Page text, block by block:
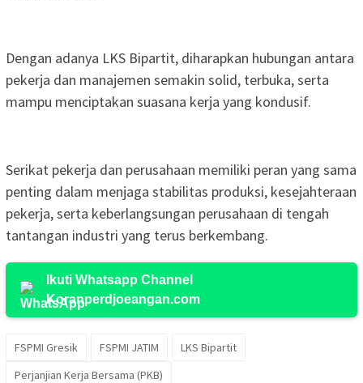
Dengan adanya LKS Bipartit, diharapkan hubungan antara
pekerja dan manajemen semakin solid, terbuka, serta
mampu menciptakan suasana kerja yang kondusif.
Serikat pekerja dan perusahaan memiliki peran yang sama
penting dalam menjaga stabilitas produksi, kesejahteraan
pekerja, serta keberlangsungan perusahaan di tengah
tantangan industri yang terus berkembang.
Ikuti Whatsapp Channel
Koranperdjoeangan.com
FSPMI Gresik FSPMI JATIM
LKS Bipartit
Perjanjian Kerja Bersama (PKB)